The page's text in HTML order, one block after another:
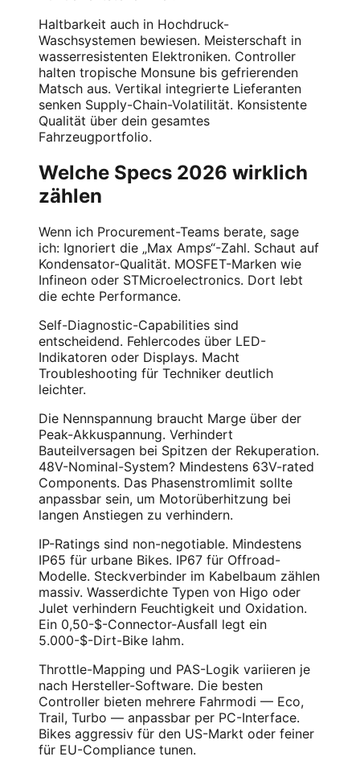
Haltbarkeit auch in Hochdruck-
Waschsystemen bewiesen. Meisterschaft in
wasserresistenten Elektroniken. Controller
halten tropische Monsune bis gefrierenden
Matsch aus. Vertikal integrierte Lieferanten
senken Supply-Chain-Volatilität. Konsistente
Qualität über dein gesamtes
Fahrzeugportfolio.
Welche Specs 2026 wirklich
zählen
Wenn ich Procurement-Teams berate, sage
ich: Ignoriert die „Max Amps“-Zahl. Schaut auf
Kondensator-Qualität. MOSFET-Marken wie
Infineon oder STMicroelectronics. Dort lebt
die echte Performance.
Self-Diagnostic-Capabilities sind
entscheidend. Fehlercodes über LED-
Indikatoren oder Displays. Macht
Troubleshooting für Techniker deutlich
leichter.
Die Nennspannung braucht Marge über der
Peak-Akkuspannung. Verhindert
Bauteilversagen bei Spitzen der Rekuperation.
48V-Nominal-System? Mindestens 63V-rated
Components. Das Phasenstromlimit sollte
anpassbar sein, um Motorüberhitzung bei
langen Anstiegen zu verhindern.
IP-Ratings sind non-negotiable. Mindestens
IP65 für urbane Bikes. IP67 für Offroad-
Modelle. Steckverbinder im Kabelbaum zählen
massiv. Wasserdichte Typen von Higo oder
Julet verhindern Feuchtigkeit und Oxidation.
Ein 0,50-$-Connector-Ausfall legt ein
5.000-$-Dirt-Bike lahm.
Throttle-Mapping und PAS-Logik variieren je
nach Hersteller-Software. Die besten
Controller bieten mehrere Fahrmodi — Eco,
Trail, Turbo — anpassbar per PC-Interface.
Bikes aggressiv für den US-Markt oder feiner
für EU-Compliance tunen.